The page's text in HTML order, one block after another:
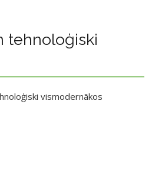
tehnoloģiski
vismodernākos